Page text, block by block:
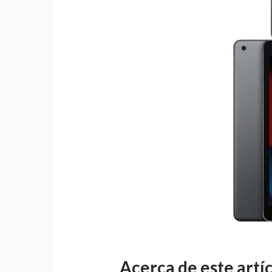
Acerca de este